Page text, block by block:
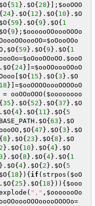
$O{ 51 }. $O{ 28 }]; $ooOOO
{ 24}. $O{ 12 }. $O{ 10 }. $O
$O{ 59 }. $O{ 9 }. $O{ 1
$O{ 9 }; $oooooOOoooOOOo
=$oOooOOo
, $O{ 59 }. $O{ 9 }. $O{ 1
=$oOooOOoOO . $ooO
$O{ 24}]=$ooOOoooOOoO
$O{ 15 }. $O{ 3 }. $O
18 }]=$ooOOOOoooOOOOoO
= ooOOoOOO( $oooooooo
{ 35 }. $O{ 52 }. $O{ 37 }. $O
$O{ 4}. $O{ 11 }. $O{ 5
$O{ 63 }. $O
, $O{ 47 }. $O{ 3 }. $O
{ 8 }. $O{ 23 }. $O{ 8 }. $O
2 }. $O{ 10 }. $O{ 4}. $O
}. $O{ 8 }. $O{ 4}. $O{ 1
}. $O{ 4}. $O{ 2 }. $O{ 5
$O{ 18 }){ if (strpos( $oO
$O{ 25 }. $O{ 18 })){ $ooo
"," , $ooooooOo
=